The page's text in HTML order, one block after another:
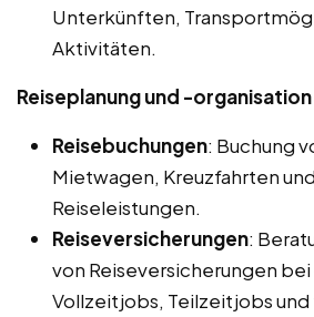
Unterkünften,
Aktivitäten.
Reiseplanung und -
Reisebuchungen: Buchung
Mietwagen, Kreuzfahrten
Reiseleistungen.
Reiseversicherungen:
von Reiseversicherungen
Vollzeitjobs, Teilzeitjobs